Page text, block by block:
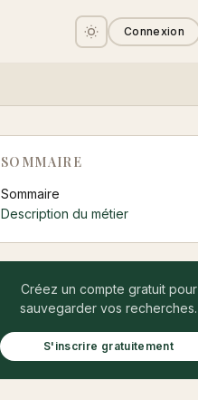
Connexion
SOMMAIRE
Sommaire
Description du métier
Créez un compte gratuit pour
sauvegarder vos recherches.
S'inscrire gratuitement